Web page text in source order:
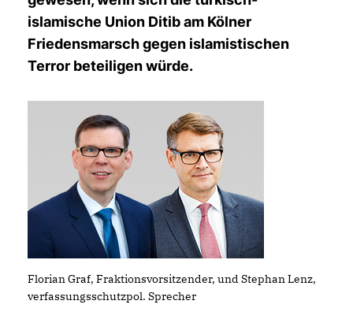
islamische Union Ditib am Kölner
Friedensmarsch gegen islamistischen
Terror beteiligen würde.
Florian Graf, Fraktionsvorsitzender, und Stephan Lenz,
verfassungsschutzpol. Sprecher